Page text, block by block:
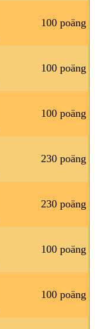
100 poäng
100 poäng
100 poäng
230 poäng
230 poäng
100 poäng
100 poäng